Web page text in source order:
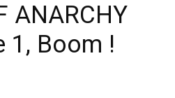
ANARCHY
1, Boom !